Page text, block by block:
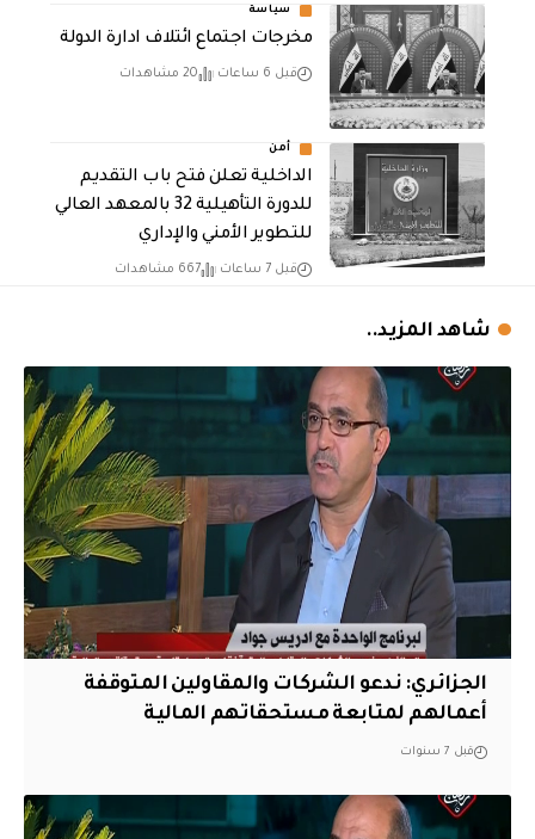
سياسة
مخرجات اجتماع ائتلاف ادارة الدولة
قبل 6 ساعات 20 مشاهدات
أمن
الداخلية تعلن فتح باب التقديم
للدورة التأهيلية 32 بالمعهد العالي
للتطوير الأمني والإداري
قبل 7 ساعات 667 مشاهدات
شاهد المزيد..
الجزائري: ندعو الشركات والمقاولين المتوقفة
أعمالهم لمتابعة مستحقاتهم المالية
قبل 7 سنوات